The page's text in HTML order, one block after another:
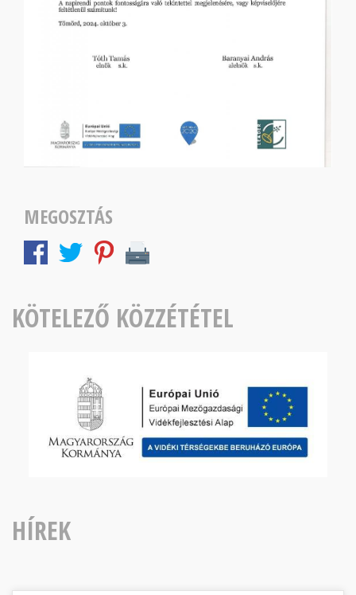
MEGOSZTÁS
KÖTELEZŐ KÖZZÉTÉTEL
HÍREK